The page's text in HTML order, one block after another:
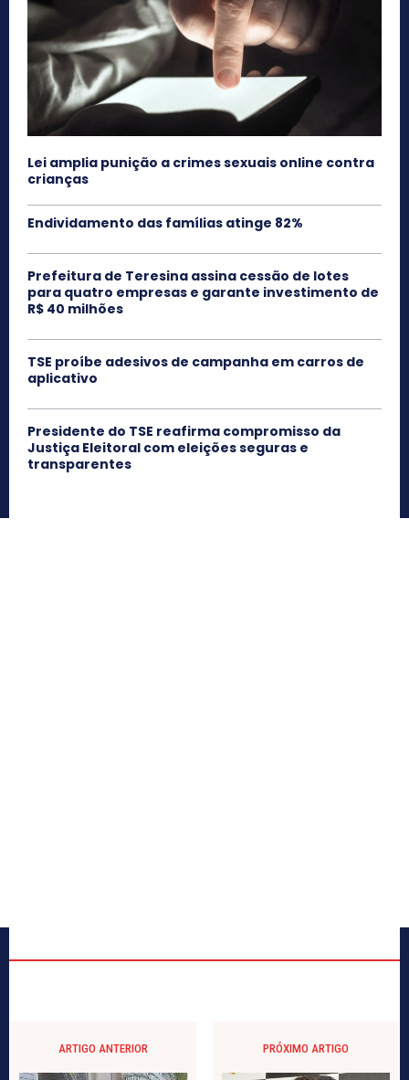
Lei amplia punição a crimes sexuais online contra
crianças
Endividamento das famílias atinge 82%
Prefeitura de Teresina assina cessão de lotes
para quatro empresas e garante investimento de
R$ 40 milhões
TSE proíbe adesivos de campanha em carros de
aplicativo
Presidente do TSE reafirma compromisso da
Justiça Eleitoral com eleições seguras e
transparentes
ARTIGO ANTERIOR PRÓXIMO ARTIGO